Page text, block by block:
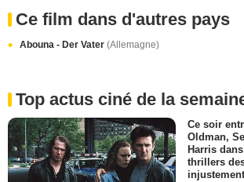
Ce film dans d'autres pays
Abouna - Der Vater (Allemagne)
Top actus ciné de la
Ce soir
Oldman,
Harris
thrillers